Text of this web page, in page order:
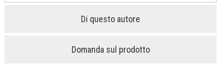
Di questo autore
Domanda sul prodotto